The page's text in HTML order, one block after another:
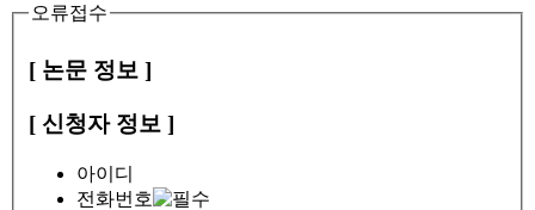
오류접수
[ 논문 정보 ]
[ 신청자 정보 ]
아이디
전화번호